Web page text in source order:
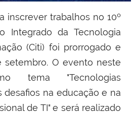
inscrever trabalhos no 10º
Integrado da Tecnologia
(Citi) foi prorrogado e
setembro. O evento neste
tema "Tecnologias
desafios na educação e na
de TI" e será realizado